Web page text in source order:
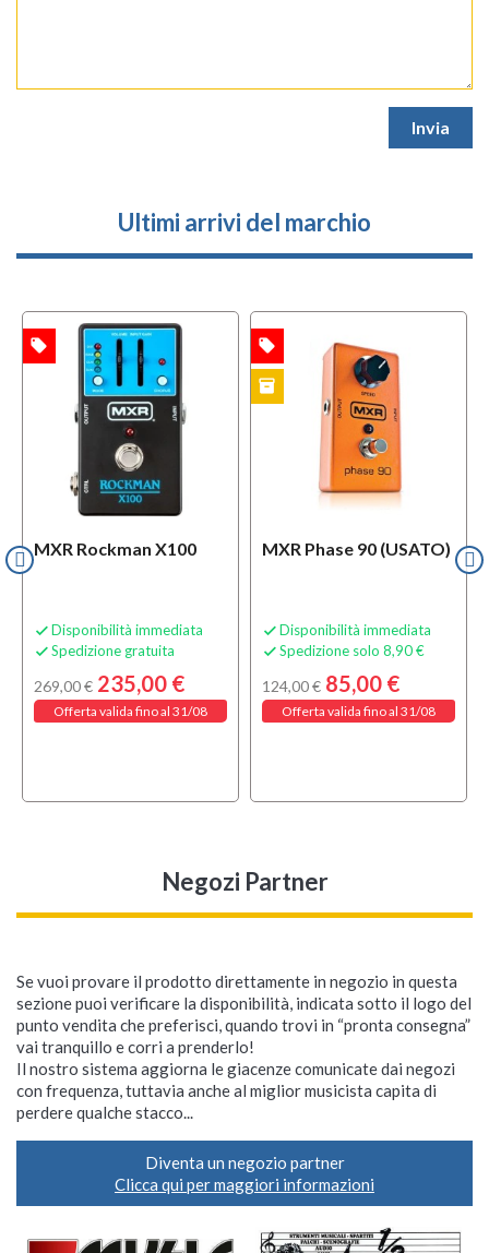
Ultimi arrivi del marchio
MXR Rockman X100
 Disponibilità immediata
 Spedizione gratuita
269,00 € 235,00 €
Offerta valida fino al 31/08
local_offer
MXR Phase 90 (USATO)
 Disponibilità immediata
 Spedizione solo 8,90 €
124,00 € 85,00 €
Offerta valida fino al 31/08
local_offer
inventory
Negozi Partner
Se vuoi provare il prodotto direttamente in negozio in questa
sezione puoi verificare la disponibilità, indicata sotto il logo del
punto vendita che preferisci, quando trovi in “pronta consegna”
vai tranquillo e corri a prenderlo!
Il nostro sistema aggiorna le giacenze comunicate dai negozi
con frequenza, tuttavia anche al miglior musicista capita di
perdere qualche stacco...
Diventa un negozio partner
Clicca qui per maggiori informazioni